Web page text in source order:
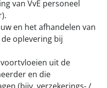
van VvE personeel
en het afhandelen van
oplevering bij
uit de
en die